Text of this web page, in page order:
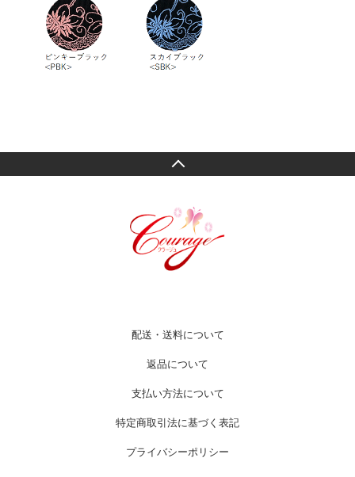
配送・送料について
返品について
支払い方法について
特定商取引法に基づく表記
プライバシーポリシー